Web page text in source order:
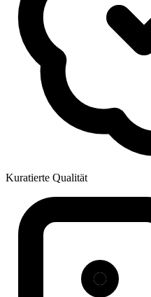
Kuratierte Qualität